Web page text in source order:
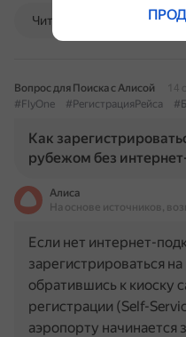
Читать далее
Вопрос для Поиска с Алисой
14
#FlyOne
#РегистрацияРейса
Как
рубежом без
Алиса
На основе источников,
Если нет интернет-
зарегистрироваться
обратившись к киоску
регистрации (Self-
аэропорту начинается